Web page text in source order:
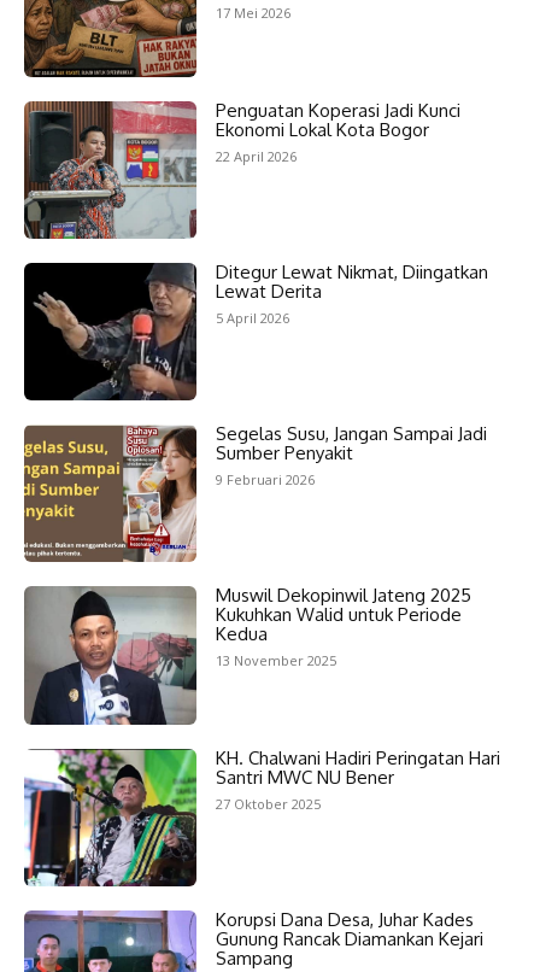
17 Mei 2026
Penguatan Koperasi Jadi Kunci
Ekonomi Lokal Kota Bogor
22 April 2026
Ditegur Lewat Nikmat, Diingatkan
Lewat Derita
5 April 2026
Segelas Susu, Jangan Sampai Jadi
Sumber Penyakit
9 Februari 2026
Muswil Dekopinwil Jateng 2025
Kukuhkan Walid untuk Periode
Kedua
13 November 2025
KH. Chalwani Hadiri Peringatan Hari
Santri MWC NU Bener
27 Oktober 2025
Korupsi Dana Desa, Juhar Kades
Gunung Rancak Diamankan Kejari
Sampang